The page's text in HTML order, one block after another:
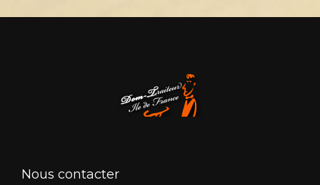
Nous contacter